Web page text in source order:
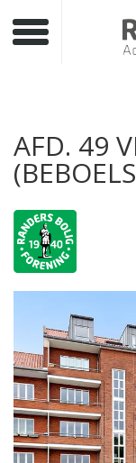
Toggle navigation
AFD. 49